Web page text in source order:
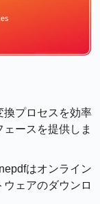
換プロセスを効率
ースを提供しま
はオンライン
ェアのダウンロ